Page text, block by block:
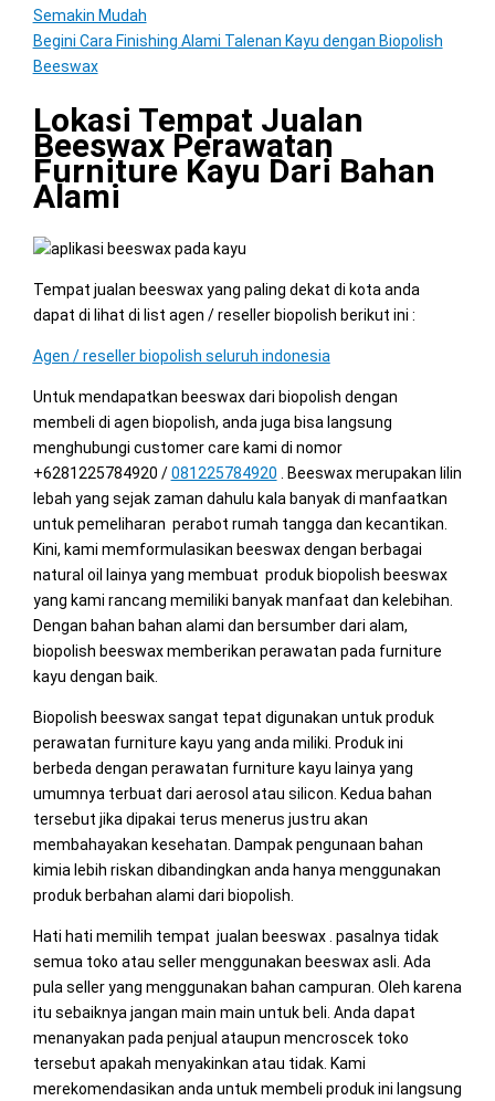
Semakin Mudah
Begini Cara Finishing Alami Talenan Kayu dengan Biopolish
Beeswax
Lokasi Tempat Jualan
Beeswax Perawatan
Furniture Kayu Dari Bahan
Alami
Tempat jualan beeswax yang paling dekat di kota anda
dapat di lihat di list agen / reseller biopolish berikut ini :
Agen / reseller biopolish seluruh indonesia
Untuk mendapatkan beeswax dari biopolish dengan
membeli di agen biopolish, anda juga bisa langsung
menghubungi customer care kami di nomor
+6281225784920 /081225784920 . Beeswax merupakan lilin
lebah yang sejak zaman dahulu kala banyak di manfaatkan
untuk pemeliharan perabot rumah tangga dan kecantikan.
Kini, kami memformulasikan beeswax dengan berbagai
natural oil lainya yang membuat produk biopolish beeswax
yang kami rancang memiliki banyak manfaat dan kelebihan.
Dengan bahan bahan alami dan bersumber dari alam,
biopolish beeswax memberikan perawatan pada furniture
kayu dengan baik.
Biopolish beeswax sangat tepat digunakan untuk produk
perawatan furniture kayu yang anda miliki. Produk ini
berbeda dengan perawatan furniture kayu lainya yang
umumnya terbuat dari aerosol atau silicon. Kedua bahan
tersebut jika dipakai terus menerus justru akan
membahayakan kesehatan. Dampak pengunaan bahan
kimia lebih riskan dibandingkan anda hanya menggunakan
produk berbahan alami dari biopolish.
Hati hati memilih tempat jualan beeswax . pasalnya tidak
semua toko atau seller menggunakan beeswax asli. Ada
pula seller yang menggunakan bahan campuran. Oleh karena
itu sebaiknya jangan main main untuk beli. Anda dapat
menanyakan pada penjual ataupun mencroscek toko
tersebut apakah menyakinkan atau tidak. Kami
merekomendasikan anda untuk membeli produk ini langsung